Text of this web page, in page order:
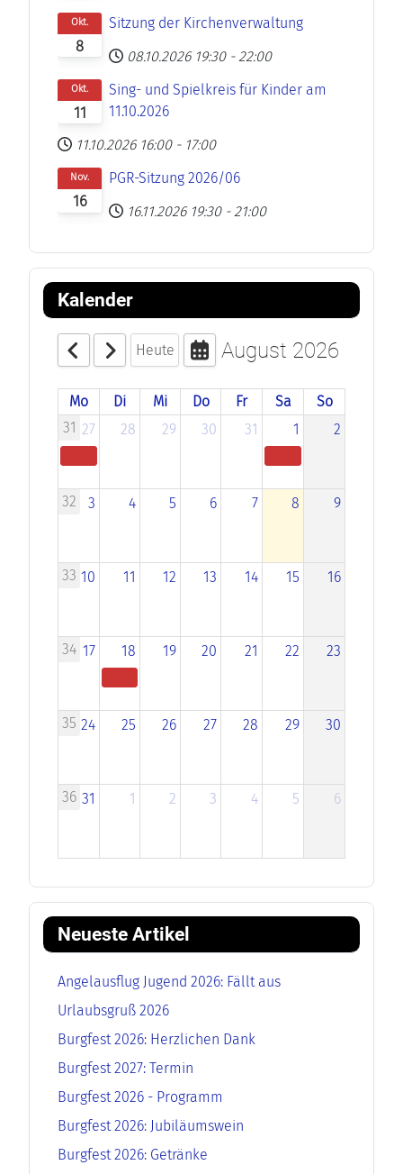
8
Okt.
Sitzung der Kirchenverwaltung
08.10.2026 19:30 - 22:00
11
Okt.
Sing- und Spielkreis für Kinder am
11.10.2026
11.10.2026 16:00 - 17:00
16
Nov.
PGR-Sitzung 2026/06
16.11.2026 19:30 - 21:00
Kalender
Heute August 2026
Mo Di Mi Do Fr Sa
So
31 27 28 29 30 31 1 2
32 3 4 5 6 7 8 9
33 10 11 12 13 14 15 16
34 17 18 19 20 21 22 23
35 24 25 26 27 28 29 30
36 31 1 2 3 4 5 6
Neueste Artikel
Angelausflug Jugend 2026: Fällt aus
Urlaubsgruß 2026
Burgfest 2026: Herzlichen Dank
Burgfest 2027: Termin
Burgfest 2026 - Programm
Burgfest 2026: Jubiläumswein
Burgfest 2026: Getränke